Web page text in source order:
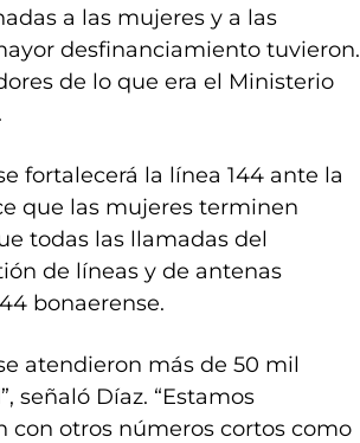
a las mujeres y a las
desfinanciamiento tuvieron.
de lo que era el Ministerio
fortalecerá la línea 144 ante la
que las mujeres terminen
todas las llamadas del
de líneas y de antenas
bonaerense.
atendieron más de 50 mil
señaló Díaz. “Estamos
otros números cortos como